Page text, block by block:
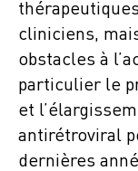
cliniciens,
obstacles à
particulier le
et
antirétroviral
dernières